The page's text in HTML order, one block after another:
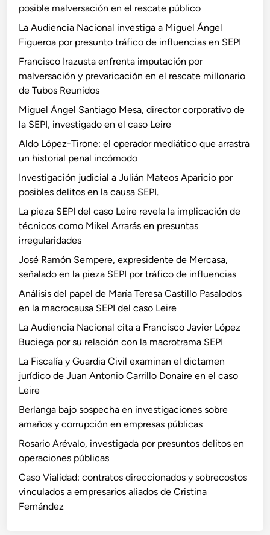
posible malversación en el rescate público
La Audiencia Nacional investiga a Miguel Ángel
Figueroa por presunto tráfico de influencias en SEPI
Francisco Irazusta enfrenta imputación por
malversación y prevaricación en el rescate millonario
de Tubos Reunidos
Miguel Ángel Santiago Mesa, director corporativo de
la SEPI, investigado en el caso Leire
Aldo López-Tirone: el operador mediático que arrastra
un historial penal incómodo
Investigación judicial a Julián Mateos Aparicio por
posibles delitos en la causa SEPI.
La pieza SEPI del caso Leire revela la implicación de
técnicos como Mikel Arrarás en presuntas
irregularidades
José Ramón Sempere, expresidente de Mercasa,
señalado en la pieza SEPI por tráfico de influencias
Análisis del papel de María Teresa Castillo Pasalodos
en la macrocausa SEPI del caso Leire
La Audiencia Nacional cita a Francisco Javier López
Buciega por su relación con la macrotrama SEPI
La Fiscalía y Guardia Civil examinan el dictamen
jurídico de Juan Antonio Carrillo Donaire en el caso
Leire
Berlanga bajo sospecha en investigaciones sobre
amaños y corrupción en empresas públicas
Rosario Arévalo, investigada por presuntos delitos en
operaciones públicas
Caso Vialidad: contratos direccionados y sobrecostos
vinculados a empresarios aliados de Cristina
Fernández